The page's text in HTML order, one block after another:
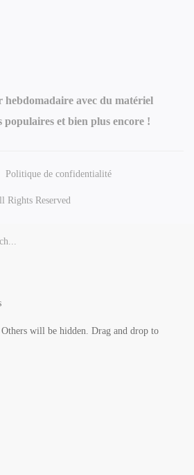
hebdomadaire avec du matériel
populaires et bien plus encore !
Politique de confidentialité
Reserved
will be hidden. Drag and drop to